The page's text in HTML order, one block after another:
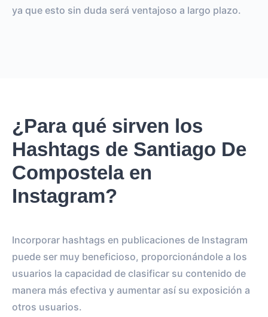
ya que esto sin duda será ventajoso a largo plazo.
¿Para qué sirven los
Hashtags de Santiago De
Compostela en
Instagram?
Incorporar hashtags en publicaciones de Instagram
puede ser muy beneficioso, proporcionándole a los
usuarios la capacidad de clasificar su contenido de
manera más efectiva y aumentar así su exposición a
otros usuarios.